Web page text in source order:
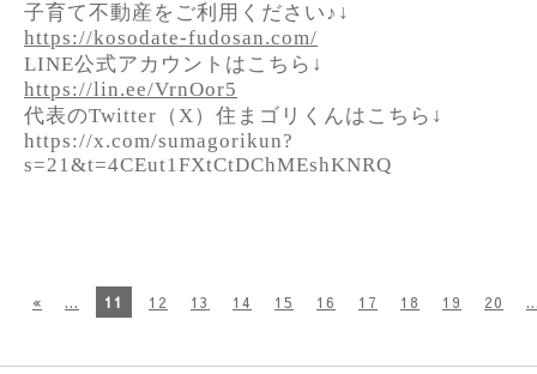
子育て不動産をご利用ください♪↓
https://kosodate-fudosan.com/
LINE公式アカウントはこちら↓
https://lin.ee/VrnOor5
代表のTwitter（X）住まゴリくんはこちら↓
https://x.com/sumagorikun?
s=21&t=4CEut1FXtCtDChMEshKNRQ
« ... 11 12 13 14 15 16 17 18 19 20